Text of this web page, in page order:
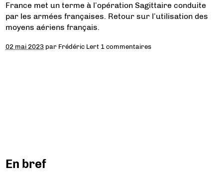
France met un terme à l’opération Sagittaire conduite
par les armées françaises. Retour sur l’utilisation des
moyens aériens français.
02 mai 2023 par Frédéric Lert 1 commentaires
En bref